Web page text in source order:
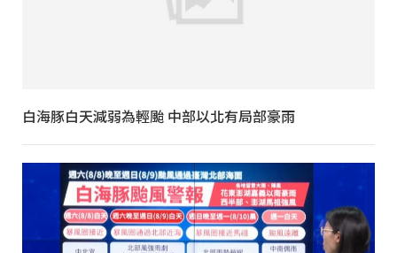
白海豚白天減弱為輕颱 中部以北有局部豪雨